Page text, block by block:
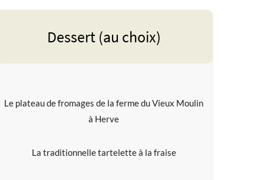
Dessert (au choix)
Le plateau de fromages de la ferme du Vieux Moulin
à Herve
La traditionnelle tartelette à la fraise